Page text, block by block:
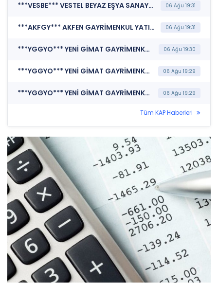
***VESBE*** VESTEL BEYAZ EŞYA SANAYİ VE TİCARET A.Ş. (İhraç Belgesi) 06 Ağu 19:31
***AKFGY*** AKFEN GAYRİMENKUL YATIRIM ORTAKLIĞI A.Ş. (Genel Kurul İşlemlerine İlişkin Bildirim) 06 Ağu 19:31
***YGGYO*** YENİ GİMAT GAYRİMENKUL YATIRIM ORTAKLIĞI A.Ş. (Portföy Sınırlamalarına Uyumun Kontrolü) 06 Ağu 19:30
***YGGYO*** YENİ GİMAT GAYRİMENKUL YATIRIM ORTAKLIĞI A.Ş. (Sorumluluk Beyanı (Konsolide)) 06 Ağu 19:29
***YGGYO*** YENİ GİMAT GAYRİMENKUL YATIRIM ORTAKLIĞI A.Ş. (Faaliyet Raporu (Konsolide)) 06 Ağu 19:29
Tüm KAP Haberleri